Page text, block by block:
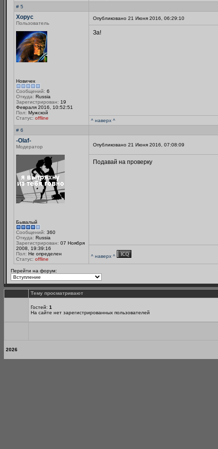
# 5
Хорус
Пользователь
Новичек
Сообщений: 6
Откуда: Russia
Зарегистрирован: 19
Февраля 2016, 10:52:51
Пол: Мужской
Статус: offline
Опубликовано 21 Июня 2016, 06:29:10
За!
^ наверх ^
# 6
-Olaf-
Модератор
Бывалый
Сообщений: 360
Откуда: Russia
Зарегистрирован: 07 Ноября
2008, 19:39:16
Пол: Не определен
Статус: offline
Опубликовано 21 Июня 2016, 07:08:09
Подавай на проверку
^ наверх ^
Перейти на форум:
Тему просматривают
Гостей: 1
На сайте нет зарегистрированных пользователей
2026